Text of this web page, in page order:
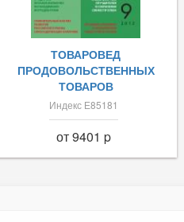
ТОВАРОВЕД
ПРОДОВОЛЬСТВЕННЫХ
ТОВАРОВ
Индекс Е85181
от 9401 p